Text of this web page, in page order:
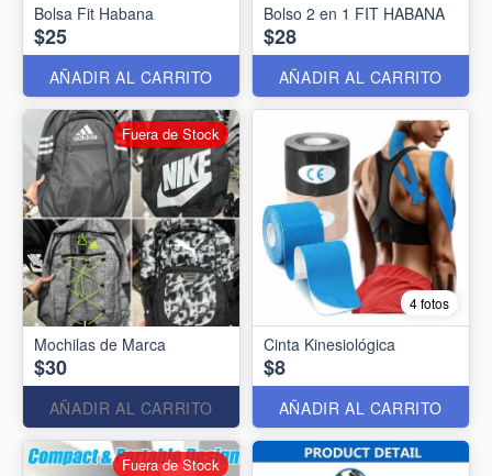
Bolsa Fit Habana
$25
AÑADIR AL CARRITO
Bolso 2 en 1 FIT HABANA
$28
AÑADIR AL CARRITO
Mochilas de Marca
$30
AÑADIR AL CARRITO
Fuera de Stock
4 fotos
Cinta Kinesiológica
$8
AÑADIR AL CARRITO
Fuera de Stock